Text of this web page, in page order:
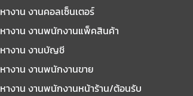
หางาน งานคอลเซ็นเตอร์
หางาน งานพนักงานแพ็คสินค้า
หางาน งานบัญชี
หางาน งานพนักงานขาย
หางาน งานพนักงานหน้าร้าน/ต้อนรับ